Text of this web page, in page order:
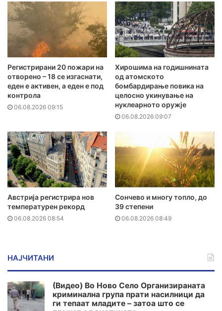
Регистрирани 20 пожари на
отворено – 18 се изгаснати,
еден е активен, а еден е под
контрола
06.08.2026 09:15
Хирошима на годишнината
од атомското
бомбардирање повика на
целосно укинување на
нуклеарното оружје
06.08.2026 09:07
Австрија регистрира нов
температурен рекорд
06.08.2026 08:54
Сончево и многу топло, до
39 степени
06.08.2026 08:49
НАЈЧИТАНИ
(Видео) Во Ново Село Организираната
криминална група прати насилници да
ги тепаат младите – затоа што се